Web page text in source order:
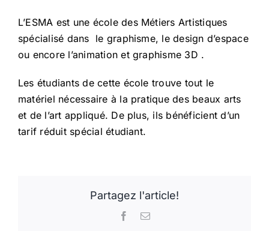
L’ESMA est une école des Métiers Artistiques
spécialisé dans le graphisme, le design d’espace
ou encore l’animation et graphisme 3D .
Les étudiants de cette école trouve tout le
matériel nécessaire à la pratique des beaux arts
et de l’art appliqué. De plus, ils bénéficient d’un
tarif réduit spécial étudiant.
Partagez l'article!
Facebook
Email